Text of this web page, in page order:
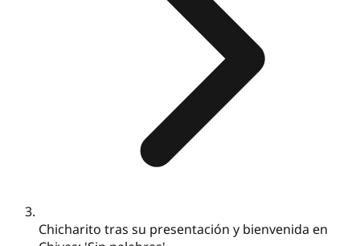
Chicharito tras su presentación y bienvenida en